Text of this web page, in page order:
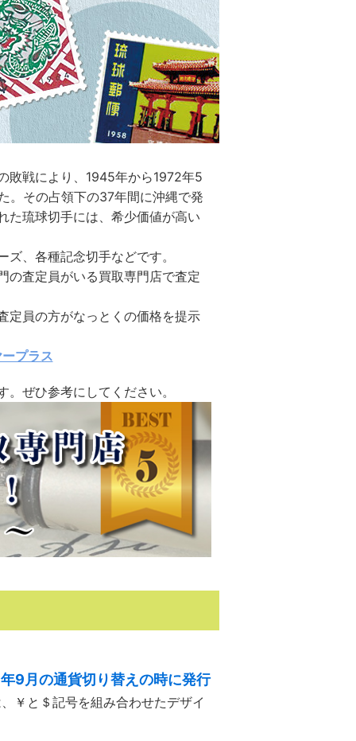
敗戦により、1945年から1972年5
。その占領下の37年間に沖縄で発
た琉球切手には、希少価値が高い
、各種記念切手などです。
の査定員がいる買取専門店で査定
定員の方がなっとくの価格を提示
プラス
ぜひ参考にしてください。
9月の通貨切り替えの時に発行
￥と＄記号を組み合わせたデザイ